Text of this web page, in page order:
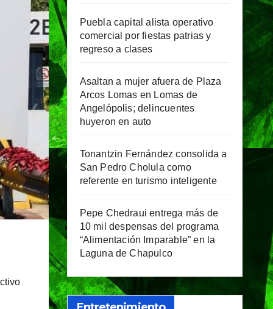
Puebla capital alista operativo
comercial por fiestas patrias y
regreso a clases
Asaltan a mujer afuera de Plaza
Arcos Lomas en Lomas de
Angelópolis; delincuentes
huyeron en auto
Tonantzin Fernández consolida a
San Pedro Cholula como
referente en turismo inteligente
Pepe Chedraui entrega más de
10 mil despensas del programa
“Alimentación Imparable” en la
Laguna de Chapulco